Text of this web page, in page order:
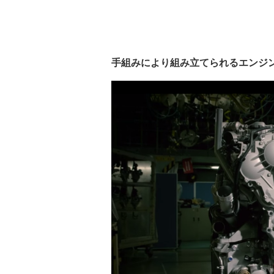
手組みにより組み立てられるエンジ